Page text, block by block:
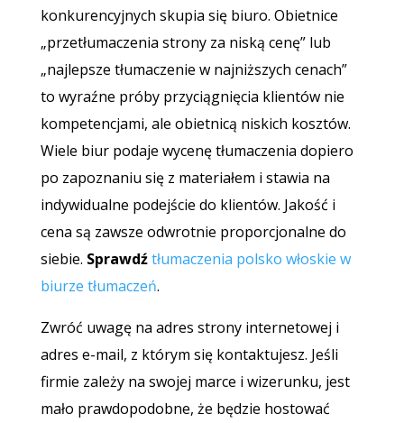
konkurencyjnych skupia się biuro. Obietnice
„przetłumaczenia strony za niską cenę” lub
„najlepsze tłumaczenie w najniższych cenach”
to wyraźne próby przyciągnięcia klientów nie
kompetencjami, ale obietnicą niskich kosztów.
Wiele biur podaje wycenę tłumaczenia dopiero
po zapoznaniu się z materiałem i stawia na
indywidualne podejście do klientów. Jakość i
cena są zawsze odwrotnie proporcjonalne do
siebie. Sprawdźtłumaczenia polsko włoskie w
biurze tłumaczeń.
Zwróć uwagę na adres strony internetowej i
adres e-mail, z którym się kontaktujesz. Jeśli
firmie zależy na swojej marce i wizerunku, jest
mało prawdopodobne, że będzie hostować